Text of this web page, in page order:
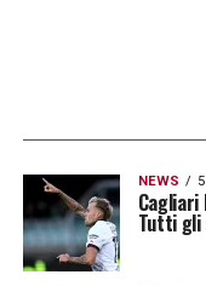
NEWS
Tutti gli